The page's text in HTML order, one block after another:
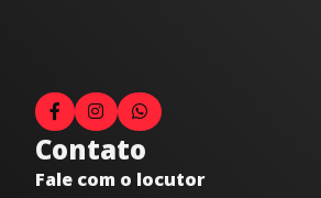
Contato
Fale com o locutor